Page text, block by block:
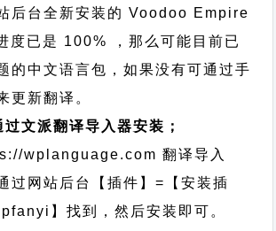
后台全新安装的 Voodoo Empire
度已是 100% ，那么可能目前已
的中文语言包，如果没有可通过手
更新翻译。
文派翻译导入器安装；
wplanguage.com 翻译导入
过网站后台【插件】=【安装插
】找到，然后安装即可。